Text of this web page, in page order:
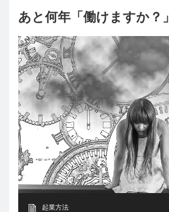
あと何年「働けますか？」
起業方法